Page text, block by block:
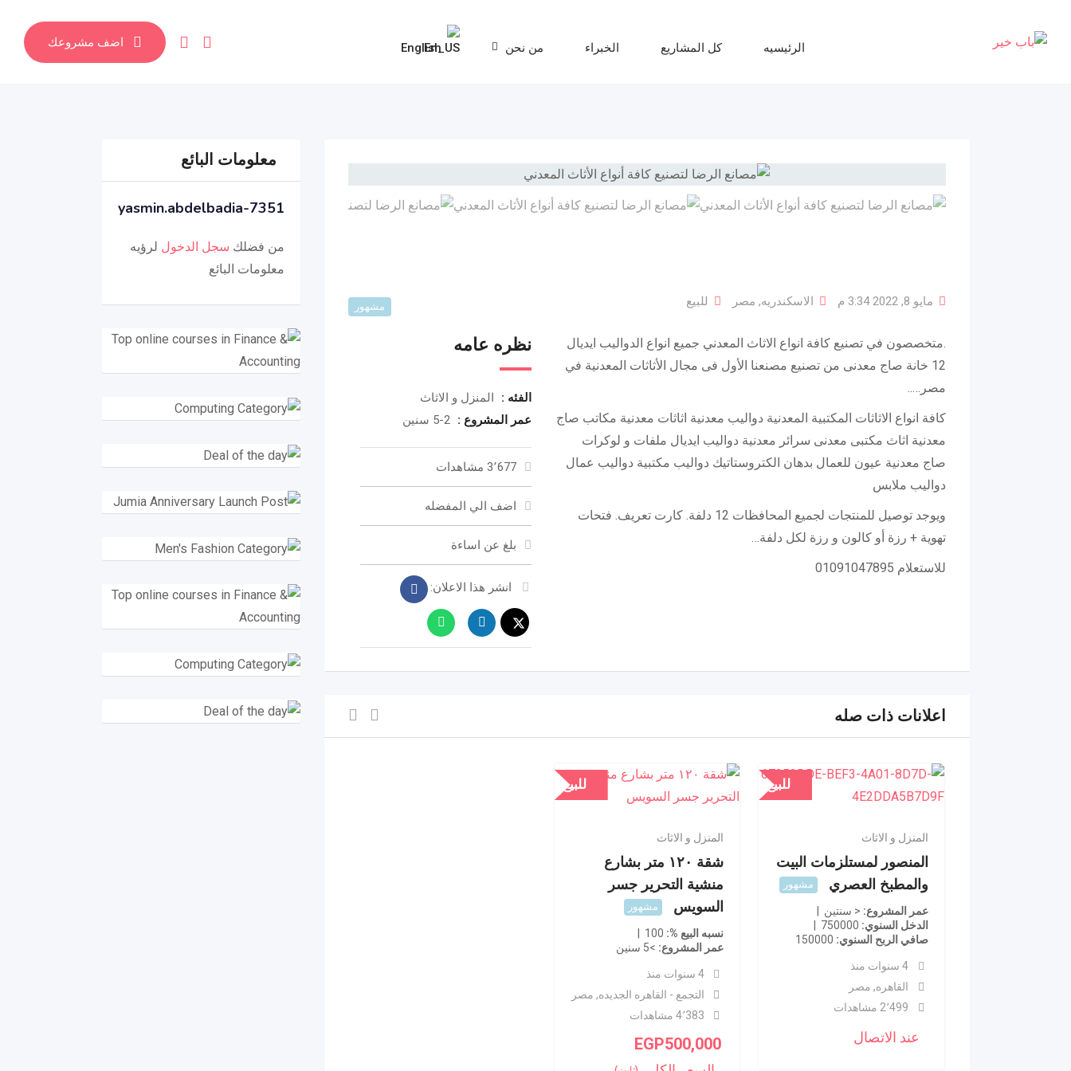
للمحتوي
الرئيسيه كل المشاريع الخبراء من نحن English اضف مشروعك
مايو 8, 2022 3:34 م الاسكندريه, مصر للبيع مشهور
.متخصصون في تصنيع كافة انواع الاثاث المعدني جميع انواع الدواليب ايديال
12 خانة صاج معدنى من تصنيع مصنعنا الأول فى مجال الأثاثات المعدنية في
مصر…..
كافة انواع الاثاثات المكتبية المعدنية دواليب معدنية اثاثات معدنية مكاتب صاج
معدنية اثاث مكتبى معدنى سرائر معدنية دواليب ايديال ملفات و لوكرات
صاج معدنية عيون للعمال بدهان الكتروستاتيك دواليب مكتبية دواليب عمال
دواليب ملابس
ويوجد توصيل للمنتجات لجميع المحافظات 12 دلفة. كارت تعريف. فتحات
تهوية + رزة أو كالون و رزة لكل دلفة…
للاستعلام 01091047895
نظره عامه
الفئه :
المنزل و الاثاث
عمر المشروع : 2-5 سنين
3٬677 مشاهدات
اضف الي المفضله
بلغ عن اساءة
انشر هذا الاعلان:
اعلانات ذات صله
للبيع
المنزل و الاثاث
المنصور لمستلزمات البيت
والمطبخ العصري
مشهور
عمر المشروع < سنتين
الدخل السنوي 750000
صافي الربح السنوي 150000
4 سنوات منذ
القاهره, مصر
2٬499 مشاهدات
عند الاتصال
للبيع
المنزل و الاثاث
شقة ١٢٠ متر بشارع
منشية التحرير جسر
السويس
مشهور
نسبه البيع % 100
عمر المشروع >5 سنين
4 سنوات منذ
التجمع - القاهره الجديده, مصر
4٬383 مشاهدات
EGP500,000
معلومات البائع
yasmin.abdelbadia-7351
من فضلك سجل الدخول لرؤيه
معلومات البائع